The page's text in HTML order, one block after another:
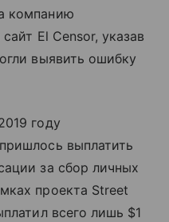
компанию
El Censor, указав
выявить ошибку
году
выплатить
за сбор личных
проекта Street
всего лишь $1